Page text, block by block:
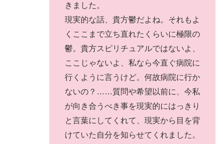
きました。
現実的な話、貴方鬱だよね。それもよ
くここまで立ち直れたくらいに極限の
鬱。貴方スピリチュアルではないよ、
ここじゃないよ、私なら今直ぐ病院に
行くように言うけど。何故病院に行か
ないの？……質問や希望以前に、今私
が向き合うべき事を現実的にはっきり
と言葉にしてくれて、現実から目を背
けていた自分を知らせてくれました。